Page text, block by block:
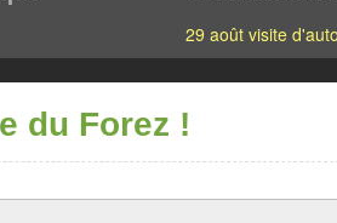
29 août visite
du Forez !